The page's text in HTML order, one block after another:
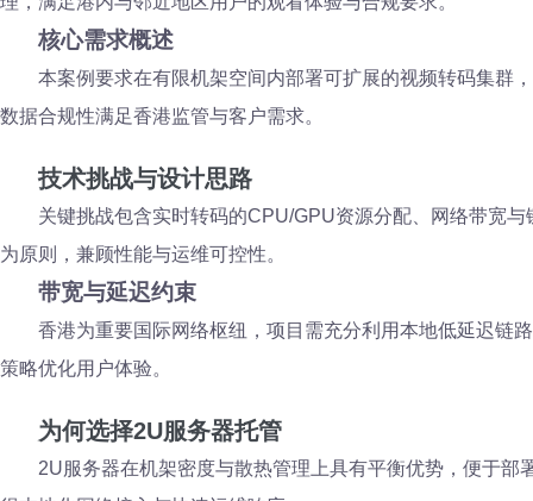
核心需求概述
本案例要求在有限机架空间内部署可扩展的视频转码集群
数据合规性满足香港监管与客户需求。
技术挑战与设计思路
关键挑战包含实时转码的CPU/GPU资源分配、网络带宽
为原则，兼顾性能与运维可控性。
带宽与延迟约束
香港为重要国际网络枢纽，项目需充分利用本地低延迟链
策略优化用户体验。
为何选择2U服务器托管
2U服务器在机架密度与散热管理上具有平衡优势，便于